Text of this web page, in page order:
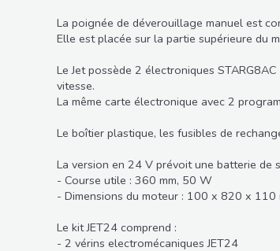
La poignée de déverouillage manuel est
Elle est placée sur la partie supérieure du
Le Jet possède 2 électroniques
vitesse.
La même carte électronique avec 2
Le boîtier plastique, les fusibles de
La version en 24 V prévoit une batterie de
- Course utile : 360 mm, 50 W
- Dimensions du moteur : 100 x 820 x 110
Le kit JET24 comprend :
- 2 vérins electromécaniques JET24